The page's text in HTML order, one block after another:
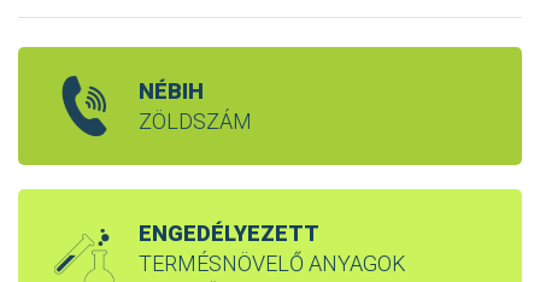
NÉBIH
ZÖLDSZÁM
ENGEDÉLYEZETT
TERMÉSNÖVELŐ ANYAGOK